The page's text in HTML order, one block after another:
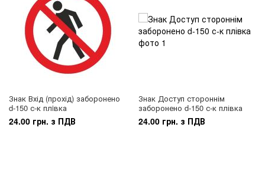
Знак Вхід (прохід) заборонено
d-150 с-к плiвка
24.00 грн. з ПДВ
Знак Доступ стороннім
заборонено d-150 с-к плівка
24.00 грн. з ПДВ